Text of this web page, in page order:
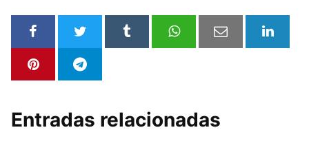
Entradas relacionadas